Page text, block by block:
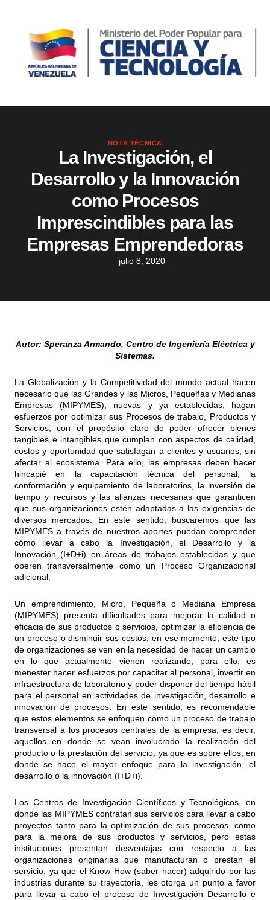
NOTA TÉCNICA
La Investigación, el
Desarrollo y la Innovación
como Procesos
Imprescindibles para las
Empresas Emprendedoras
julio 8, 2020
Autor: Speranza Armando, Centro de Ingeniería Eléctrica y
Sistemas.
La Globalización y la Competitividad del mundo actual hacen
necesario que las Grandes y las Micros, Pequeñas y Medianas
Empresas (MIPYMES), nuevas y ya establecidas, hagan
esfuerzos por optimizar sus Procesos de trabajo, Productos y
Servicios, con el propósito claro de poder ofrecer bienes
tangibles e intangibles que cumplan con aspectos de calidad,
costos y oportunidad que satisfagan a clientes y usuarios, sin
afectar al ecosistema. Para ello, las empresas deben hacer
hincapié en la capacitación técnica del personal, la
conformación y equipamiento de laboratorios, la inversión de
tiempo y recursos y las alianzas necesarias que garanticen
que sus organizaciones estén adaptadas a las exigencias de
diversos mercados. En este sentido, buscaremos que las
MIPYMES a través de nuestros aportes puedan comprender
cómo llevar a cabo la Investigación, el Desarrollo y la
Innovación (I+D+i) en áreas de trabajos establecidas y que
operen transversalmente como un Proceso Organizacional
adicional.
Un emprendimiento, Micro, Pequeña o Mediana Empresa
(MIPYMES) presenta dificultades para mejorar la calidad o
eficacia de sus productos o servicios, optimizar la eficiencia de
un proceso o disminuir sus costos, en ese momento, este tipo
de organizaciones se ven en la necesidad de hacer un cambio
en lo que actualmente vienen realizando, para ello, es
menester hacer esfuerzos por capacitar al personal, invertir en
infraestructura de laboratorio y poder disponer del tiempo hábil
para el personal en actividades de investigación, desarrollo e
innovación de procesos. En este sentido, es recomendable
que estos elementos se enfoquen como un proceso de trabajo
transversal a los procesos centrales de la empresa, es decir,
aquellos en donde se vean involucrado la realización del
producto o la prestación del servicio, ya que es sobre ellos, en
donde se hace el mayor enfoque para la investigación, el
desarrollo o la innovación (I+D+i).
Los Centros de Investigación Científicos y Tecnológicos, en
donde las MIPYMES contratan sus servicios para llevar a cabo
proyectos tanto para la optimización de sus procesos, como
para la mejora de sus productos y servicios, pero estas
instituciones presentan desventajas con respecto a las
organizaciones originarias que manufacturan o prestan el
servicio, ya que el Know How (saber hacer) adquirido por las
industrias durante su trayectoria, les otorga un punto a favor
para llevar a cabo el proceso de Investigación Desarrollo e